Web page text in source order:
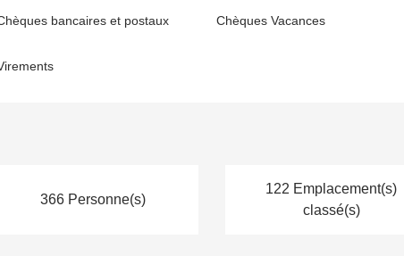
bancaires et postaux Chèques Vacances
366 Personne(s)
122 Emplacement(s)
classé(s)